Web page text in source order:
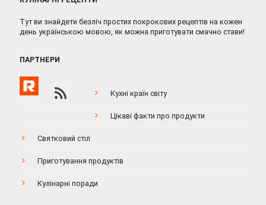
Тут ви знайдети безліч простих покрокових рецептів на кожен
день українською мовою, як можна приготувати смачно стави!
ПАРТНЕРИ
Кухні країн світу
Цікаві факти про продукти
Святковий стіл
Приготування продуктів
Кулінарні поради